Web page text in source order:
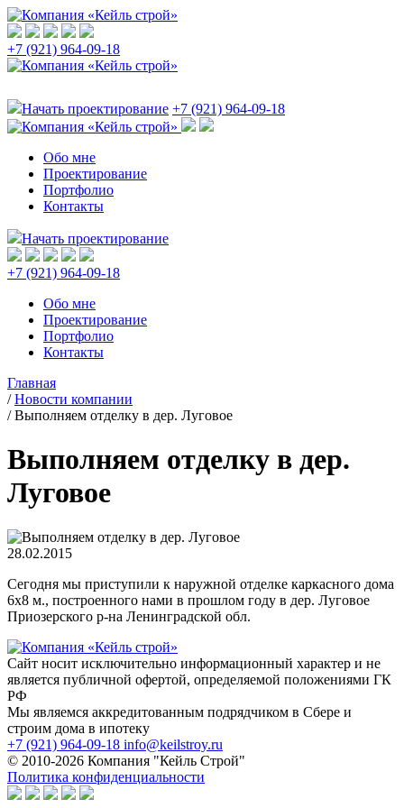
+7 (921) 964-09-18
Начать проектирование +7 (921) 964-09-18
Обо мне
Проектирование
Портфолио
Контакты
Начать проектирование
+7 (921) 964-09-18
Обо мне
Проектирование
Портфолио
Контакты
Главная
/ Новости компании
/ Выполняем отделку в дер. Луговое
Выполняем отделку в дер.
Луговое
28.02.2015
Сегодня мы приступили к наружной отделке каркасного дома
6х8 м., построенного нами в прошлом году в дер. Луговое
Приозерского р-на Ленинградской обл.
Сайт носит исключительно информационный характер и не
является публичной офертой, определяемой положениями ГК
РФ
Мы являемся аккредитованным подрядчиком в Сбере и
строим дома в ипотеку
+7 (921) 964-09-18 info@keilstroy.ru
© 2010-2026 Компания "Кейль Строй"
Политика конфиденциальности